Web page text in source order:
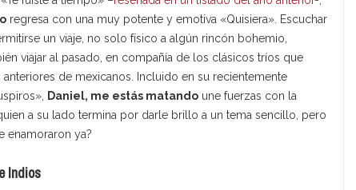
regresa con una muy potente y emotiva «Quisiera». Escuchar
un viaje, no solo físico a algún rincón bohemio,
viajar al pasado, en compañía de los clásicos tríos que
de mexicanos. Incluido en su recientemente
Daniel, me estás matando une fuerzas con la
a su lado termina por darle brillo a un tema sencillo, pero
enamoraron ya?
Indios